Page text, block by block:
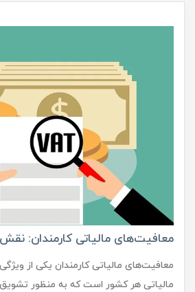
معافیت‌های مالیاتی کارمندان: نقش
معافیت‌های مالیاتی کارمندان یکی از
مالیاتی هر کشور است که به منظور